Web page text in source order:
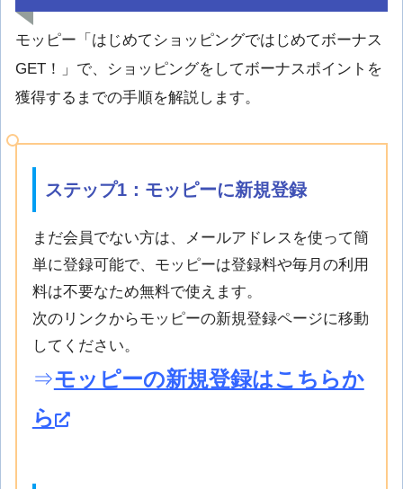
モッピー「はじめてショッピングではじめてボーナス
GET！」で、ショッピングをしてボーナスポイントを
獲得するまでの手順を解説します。
ステップ1：モッピーに新規登録
まだ会員でない方は、メールアドレスを使って簡
単に登録可能で、モッピーは登録料や毎月の利用
料は不要なため無料で使えます。
次のリンクからモッピーの新規登録ページに移動
してください。
⇒モッピーの新規登録はこちらか
ら